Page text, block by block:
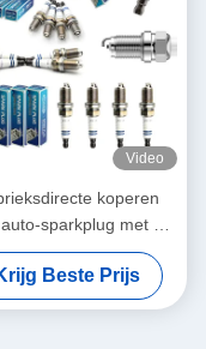
Video
koperen
sparkplug met 19
bereik 16 mm Hex en
6 voor
BKR6E11
Beste Prijs